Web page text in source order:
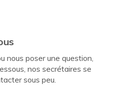
nous poser une question,
nos secrétaires se
sous peu.